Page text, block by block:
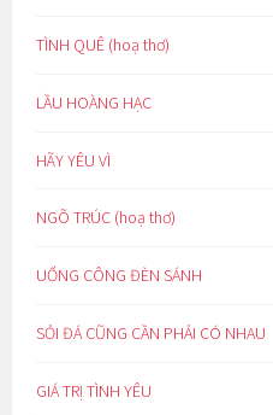
TÌNH QUÊ (hoạ thơ)
LẦU HOÀNG HẠC
HÃY YÊU VÌ
NGÕ TRÚC (hoạ thơ)
UỔNG CÔNG ĐÈN SÁNH
SỎI ĐÁ CŨNG CẦN PHẢI CÓ NHAU
GIÁ TRỊ TÌNH YÊU